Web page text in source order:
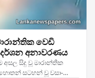
වෙඩි
අනාවරණය
අසල සිදු වූ මාරාන්තික
සටහන් වූ වසා-